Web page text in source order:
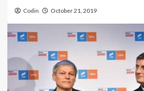
Codin October 21, 2019